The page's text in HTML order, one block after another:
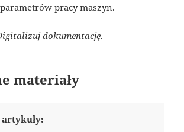
pracy maszyn.
dokumentację.
materiały